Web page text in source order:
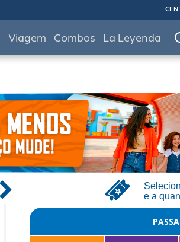
Viagem Combos La Leyenda
e a